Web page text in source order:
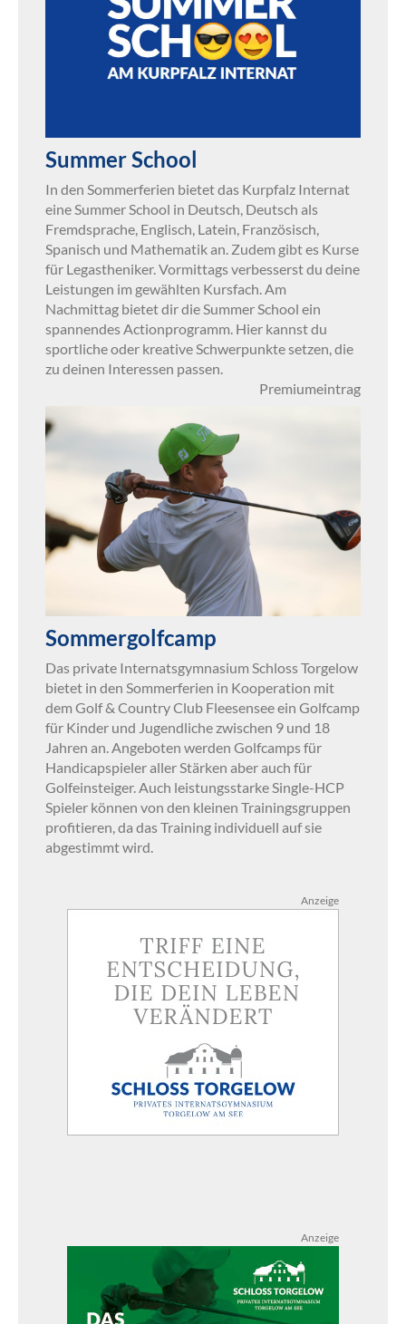
Summer School
In den Sommerferien bietet das Kurpfalz Internat
eine Summer School in Deutsch, Deutsch als
Fremdsprache, Englisch, Latein, Französisch,
Spanisch und Mathematik an. Zudem gibt es Kurse
für Legastheniker. Vormittags verbesserst du deine
Leistungen im gewählten Kursfach. Am
Nachmittag bietet dir die Summer School ein
spannendes Actionprogramm. Hier kannst du
sportliche oder kreative Schwerpunkte setzen, die
zu deinen Interessen passen.
Premiumeintrag
Sommergolfcamp
Das private Internatsgymnasium Schloss Torgelow
bietet in den Sommerferien in Kooperation mit
dem Golf & Country Club Fleesensee ein Golfcamp
für Kinder und Jugendliche zwischen 9 und 18
Jahren an. Angeboten werden Golfcamps für
Handicapspieler aller Stärken aber auch für
Golfeinsteiger. Auch leistungsstarke Single-HCP
Spieler können von den kleinen Trainingsgruppen
profitieren, da das Training individuell auf sie
abgestimmt wird.
Anzeige
Anzeige